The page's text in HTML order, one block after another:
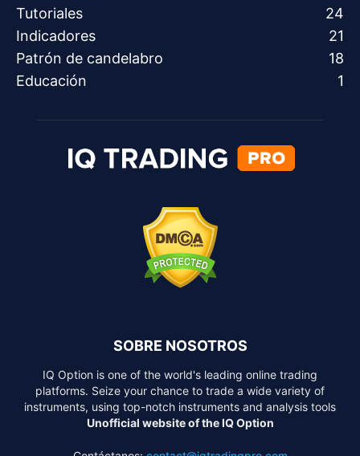
Tutoriales
24
Indicadores
21
Patrón de candelabro
18
Educación
1
SOBRE NOSOTROS
IQ Option is one of the world's leading online trading
platforms. Seize your chance to trade a wide variety of
instruments, using top-notch instruments and analysis tools
Unofficial website of the IQ Option